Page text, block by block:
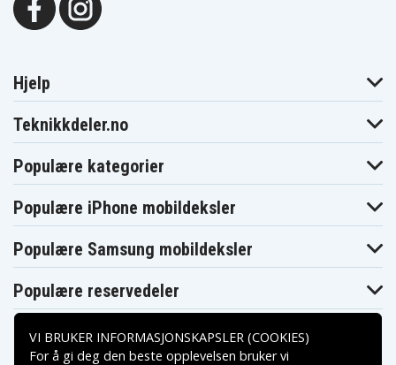
Hjelp
Teknikkdeler.no
Populære kategorier
Populære iPhone mobildeksler
Populære Samsung mobildeksler
Populære reservedeler
VI BRUKER INFORMASJONSKAPSLER (COOKIES)
For å gi deg den beste opplevelsen bruker vi